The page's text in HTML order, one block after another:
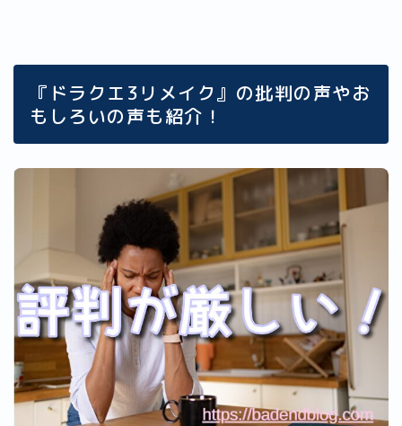
『ドラクエ3リメイク』の批判の声やお
もしろいの声も紹介！